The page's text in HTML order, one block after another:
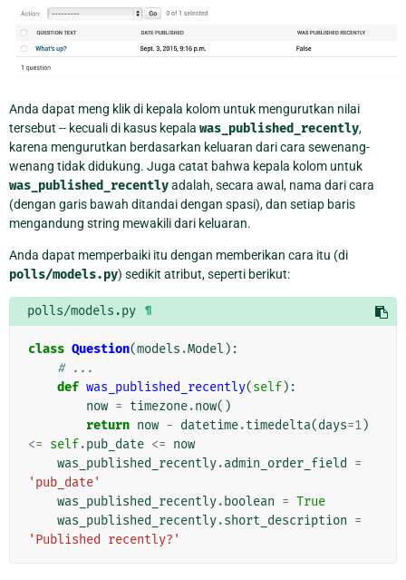
Anda dapat meng klik di kepala kolom untuk mengurutkan nilai
tersebut -- kecuali di kasus kepala was_published_recently,
karena mengurutkan berdasarkan keluaran dari cara sewenang-
wenang tidak didukung. Juga catat bahwa kepala kolom untuk
was_published_recentlyadalah, secara awal, nama dari cara
(dengan garis bawah ditandai dengan spasi), dan setiap baris
mengandung string mewakili dari keluaran.
Anda dapat memperbaiki itu dengan memberikan cara itu (di
polls/models.py) sedikit atribut, seperti berikut:
polls/models.py ¶
class Question(models .Model ):
# ...
def was_published_recently(self):
now = timezone.now()
return now - datetime.timedelta(days=1)
<= self.pub_date <= now
was_published_recently.admin_order_field
=
'pub_date'
was_published_recently. boolean = True
was_published_recently.short_description =
'Published recently?'